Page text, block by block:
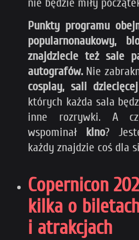
nie będzie miły
Punkty programu
popularnonaukowy,
znajdziecie też sale
autografów. Nie
cosplay, sali
których każda sala
inne rozrywki. A
wspominał
kino?
każdy znajdzie coś dla
Copernicon
kilka o
i atrakcjach